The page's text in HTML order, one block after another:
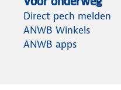
Direct pech melden
ANWB Winkels
ANWB apps